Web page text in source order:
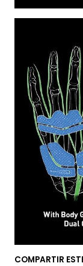
COMPARTIR